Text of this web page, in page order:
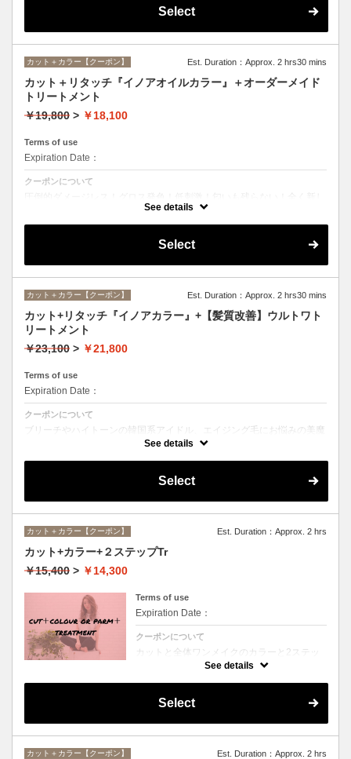
Select
カット＋カラー【クーポン】 Est. Duration：Approx. 2 hrs30 mins
カット＋リタッチ『イノアオイルカラー』＋オーダーメイド
トリートメント
￥19,800 > ￥18,100
Terms of use
Expiration Date：
クーポンについて
い処方のイノアオイルカラーのセットメニュー☆
See details
Select
カット＋カラー【クーポン】 Est. Duration：Approx. 2 hrs30 mins
カット+リタッチ『イノアカラー』+【髪質改善】ウルトワト
リートメント
￥23,100 > ￥21,800
Terms of use
Expiration Date：
クーポンについて
ブリーチやハイトーンの韓国系アイドル、エイジング毛にお悩みの美魔
女も夢中！全ての世代、髪質、メニューに対応できる髪質改善トリート
See details
Select
カット＋カラー【クーポン】 Est. Duration：Approx. 2 hrs
カット+カラー+２ステップTr
￥15,400 > ￥14,300
Terms of use
Expiration Date：
クーポンについて
カットと全体ワンメイクのカラーと2ステッ
プトリートメントのお得メニュー。デザイン
や髪の状態によってお薬を塗り分けます。シ
ャンプー、ブロー込、ロング料金なし
See details
Select
カット＋カラー【クーポン】 Est. Duration：Approx. 2 hrs